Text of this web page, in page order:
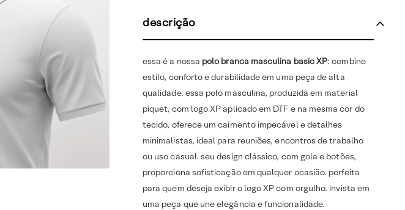
descrição
essa é a nossa polo branca masculina basic XP: combine
estilo, conforto e durabilidade em uma peça de alta
qualidade. essa polo masculina, produzida em material
piquet, com logo XP aplicado em DTF e na mesma cor do
tecido, oferece um caimento impecável e detalhes
minimalistas, ideal para reuniões, encontros de trabalho
ou uso casual. seu design clássico, com gola e botões,
proporciona sofisticação em qualquer ocasião. perfeita
para quem deseja exibir o logo XP com orgulho. invista em
uma peça que une elegância e funcionalidade.